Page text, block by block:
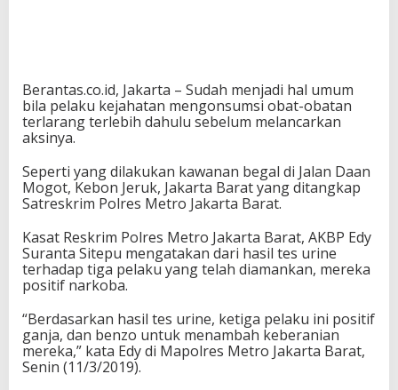
Berantas.co.id, Jakarta – S‎udah menjadi hal umum
bila pelaku kejahatan mengonsumsi obat-obatan
terlarang terlebih dahulu sebelum melancarkan
aksinya.
Seperti yang dilakukan kawanan begal di Jalan Daan
Mogot, Kebon Jeruk, Jakarta Barat yang ditangkap
Satreskrim Polres Metro Jakarta Barat.
Kasat Reskrim Polres Metro Jakarta Barat, AKBP Edy
Suranta Sitepu mengatakan dari hasil tes urine
terhadap tiga pelaku yang telah diamankan, mereka
positif narkoba.
“Berdasarkan hasil tes urine, ketiga pelaku ini positif
ganja, dan benzo untuk menambah keberanian
mereka,” kata Edy di Mapolres Metro Jakarta Barat,
Senin (11/3/2019).